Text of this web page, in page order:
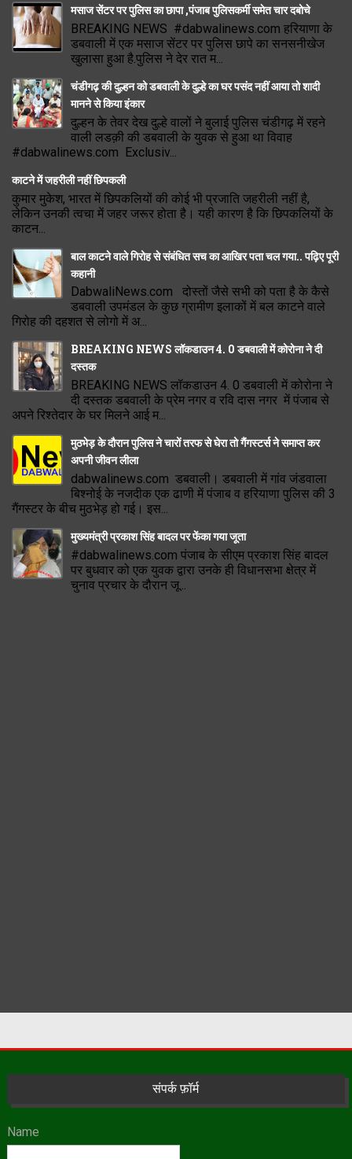
मसाज सेंटर पर पुलिस का छापा ,पंजाब पुलिसकर्मी समेत चार दबोचे
BREAKING NEWS #dabwalinews.com हरियाणा के
डबवाली में एक मसाज सेंटर पर पुलिस छापे का सनसनीखेज
खुलासा हुआ है.पुलिस ने देर रात म...
चंडीगढ़ की दुल्हन को डबवाली के दुल्हे का घर पसंद नहीं आया तो शादी
मानने से किया इंकार
दुल्हन के तेवर देख दुल्हे वालों ने बुलाई पुलिस चंडीगढ़ में रहने
वाली लडक़ी की डबवाली के युवक से हुआ था विवाह
#dabwalinews.com Exclusiv...
काटने में जहरीली नहीं छिपकली
कुमार मुकेश, भारत में छिपकलियों की कोई भी प्रजाति जहरीली नहीं है,
लेकिन उनकी त्वचा में जहर जरूर होता है। यही कारण है कि छिपकलियों के
काटन...
बाल काटने वाले गिरोह से संबंधित सच का आखिर पता चल गया.. पढ़िए पूरी
कहानी
DabwaliNews.com दोस्तों जैसे सभी को पता है के कैसे
डबवाली उपमंडल के कुछ ग्रामीण इलाकों में बल काटने वाले
गिरोह की दहशत से लोगो में अ...
BREAKING NEWS लॉकडाउन 4. 0 डबवाली में कोरोना ने दी
दस्तक
BREAKING NEWS लॉकडाउन 4. 0 डबवाली में कोरोना ने
दी दस्तक डबवाली के प्रेम नगर व रवि दास नगर में पंजाब से
अपने रिश्तेदार के घर मिलने आई म...
मुठभेड़ के दौरान पुलिस ने चारों तरफ से घेरा तो गैंगस्टर्स ने समाप्त कर
अपनी जीवन लीला
dabwalinews.com डबवाली। डबवाली में गांव जंडवाला
बिश्नोई के नजदीक एक ढाणी में पंजाब व हरियाणा पुलिस की 3
गैंगस्टर के बीच मुठभेड़ हो गई। इस...
मुख्यमंत्री प्रकाश सिंह बादल पर फेंका गया जूता
#dabwalinews.com पंजाब के सीएम प्रकाश सिंह बादल
पर बुधवार को एक युवक द्वारा उनके ही विधानसभा क्षेत्र में
चुनाव प्रचार के दौरान जू...
संपर्क फ़ॉर्म
Name